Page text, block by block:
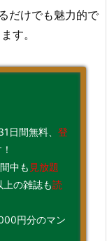
だけでも魅力的で
す。
日間無料、 登
中も 見放題
上の雑誌も読
円分のマン